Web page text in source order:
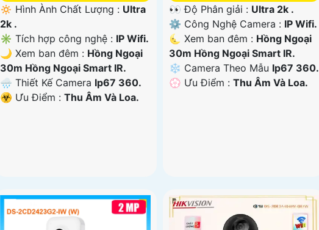
🔅 Hình Ành Chất Lượng : Ultra
2k .
✳️ Tích hợp công nghệ : IP Wifi.
🌙 Xem ban đêm : Hồng Ngoại
30m Hồng Ngoại Smart IR.
🌧️ Thiết Kế Camera Ip67 360.
️☣️ Ưu Điểm :Thu Âm Và Loa.
👀 Độ Phân giải : Ultra 2k .
⚙ Công Nghệ Camera : IP Wifi.
🌜 Xem ban đêm : Hồng Ngoại
30m Hồng Ngoại Smart IR.
❄ Camera Theo Mẫu Ip67 360.
️💮 Ưu Điểm : Thu Âm Và Loa.